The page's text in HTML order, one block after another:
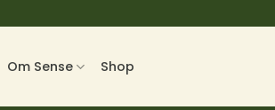
Om Sense Shop